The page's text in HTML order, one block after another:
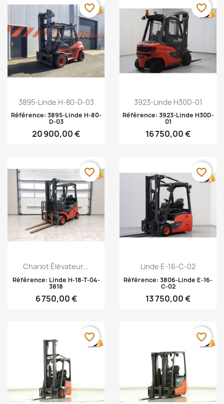
Aperçu rapide
3895-Linde H-80-D-03
Référence: 3895-Linde H-80-
D-03
20 900,00 €
favorite_border
Aperçu rapide
3923-Linde H30D-01
Référence: 3923-Linde H30D-
01
16 750,00 €
favorite_border
Aperçu rapide
Chariot Élévateur...
Référence: Linde H-18-T-04-
3818
6 750,00 €
favorite_border
Aperçu rapide
Linde E-16-C-02
Référence: 3806-Linde E-16-
C-02
13 750,00 €
favorite_border
favorite_border favorite_border